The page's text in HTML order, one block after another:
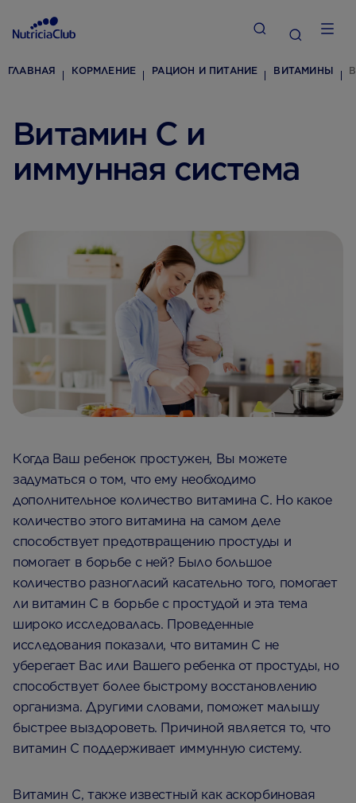
ГЛАВНАЯ КОРМЛЕНИЕ РАЦИОН И ПИТАНИЕ ВИТАМИНЫ
Витамин C и
иммунная система
Когда Ваш ребенок простужен, Вы можете
задуматься о том, что ему необходимо
дополнительное количество витамина C. Но какое
количество этого витамина на самом деле
способствует предотвращению простуды и
помогает в борьбе с ней? Было большое
количество разногласий касательно того, помогает
ли витамин C в борьбе с простудой и эта тема
широко исследовалась. Проведенные
исследования показали, что витамин С не
уберегает Вас или Вашего ребенка от простуды, но
способствует более быстрому восстановлению
организма. Другими словами, поможет малышу
быстрее выздороветь. Причиной является то, что
витамин C поддерживает иммунную систему.
Витамин С, также известный как аскорбиновая